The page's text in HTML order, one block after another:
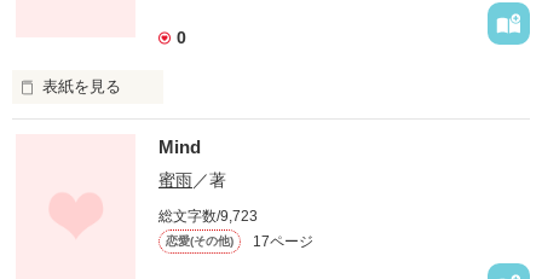
0
表紙を見る
そんな切ない感情を
貴方は抱いたことがありますか・・・？
Mind
蜜雨／著
総文字数/9,723
恋愛(その他) 17ページ